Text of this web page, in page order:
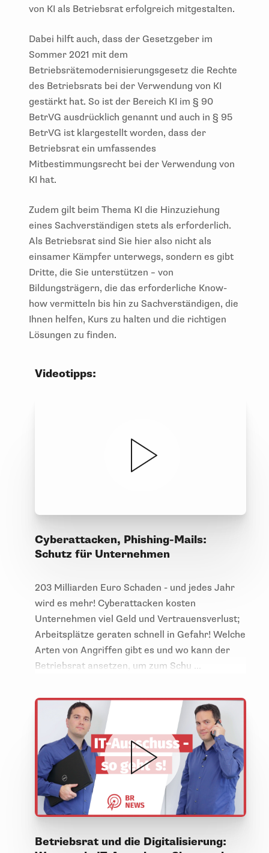
von KI als Betriebsrat erfolgreich mitgestalten.
Dabei hilft auch, dass der Gesetzgeber im
Sommer 2021 mit dem
Betriebsrätemodernisierungsgesetz die Rechte
des Betriebsrats bei der Verwendung von KI
gestärkt hat. So ist der Bereich KI im § 90
BetrVG ausdrücklich genannt und auch in § 95
BetrVG ist klargestellt worden, dass der
Betriebsrat ein umfassendes
Mitbestimmungsrecht bei der Verwendung von
KI hat.
Zudem gilt beim Thema KI die Hinzuziehung
eines Sachverständigen stets als erforderlich.
Als Betriebsrat sind Sie hier also nicht als
einsamer Kämpfer unterwegs, sondern es gibt
Dritte, die Sie unterstützen – von
Bildungsträgern, die das erforderliche Know-
how vermitteln bis hin zu Sachverständigen, die
Ihnen helfen, Kurs zu halten und die richtigen
Lösungen zu finden.
Videotipps:
Cyberattacken, Phishing-Mails:
Schutz für Unternehmen
203 Milliarden Euro Schaden - und jedes Jahr
wird es mehr! Cyberattacken kosten
Unternehmen viel Geld und Vertrauensverlust;
Arbeitsplätze geraten schnell in Gefahr! Welche
Arten von Angriffen gibt es und wo kann der
Betriebsrat ansetzen, um zum Schu ...
Betriebsrat und die Digitalisierung: